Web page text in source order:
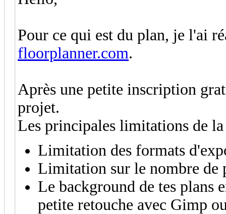
Pour ce qui est du plan, je l'ai
floorplanner.com.
Après une petite inscription
projet.
Les principales limitations de
Limitation des formats
Limitation sur le nombre de
Le background de tes plans
petite retouche avec Gimp